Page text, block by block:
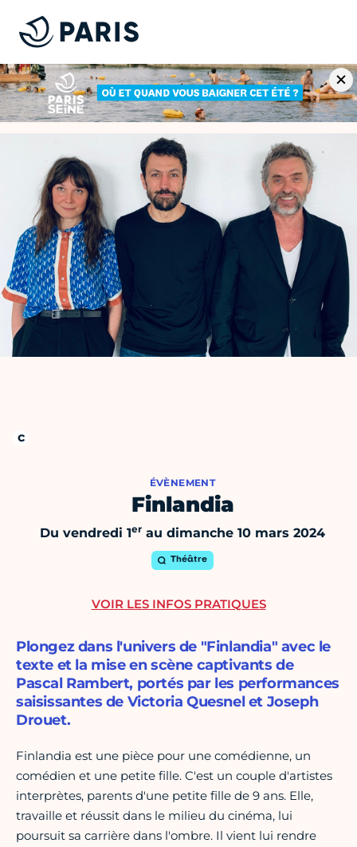
ÉVÈNEMENT
Finlandia
Du vendredi 1er au dimanche 10 mars 2024
Théâtre
Plongez dans l'univers de "Finlandia" avec le
texte et la mise en scène captivants de
Pascal Rambert, portés par les performances
saisissantes de Victoria Quesnel et Joseph
Drouet.
Finlandia est une pièce pour une comédienne, un
comédien et une petite fille. C'est un couple d'artistes
interprètes, parents d'une petite fille de 9 ans. Elle,
travaille et réussit dans le milieu du cinéma, lui
poursuit sa carrière dans l'ombre. Il vient lui rendre
VOIR LES INFOS PRATIQUES